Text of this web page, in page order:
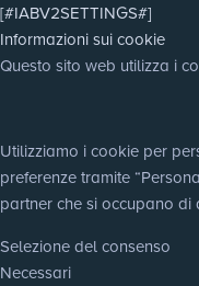
[#IABV2SETTINGS#]
Informazioni sui cookie
Questo sito web utilizza i
Utilizziamo i cookie per
preferenze tramite
partner che si occupano
Selezione del consenso
Necessari